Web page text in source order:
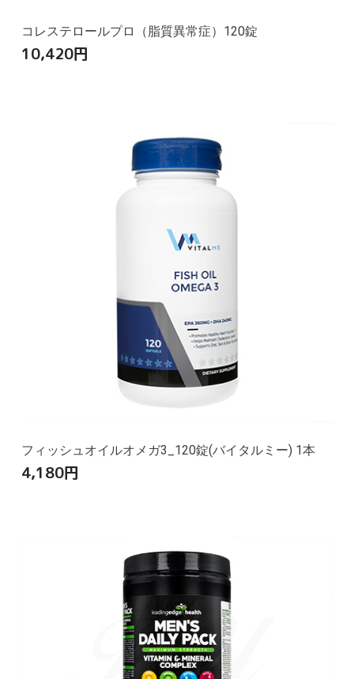
コレステロールプロ（脂質異常症）120錠
10,420円
フィッシュオイルオメガ3_120錠(バイタルミー) 1本
4,180円